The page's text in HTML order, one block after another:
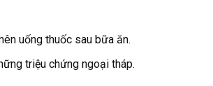
uống thuốc sau bữa ăn.
triệu chứng ngoại tháp.